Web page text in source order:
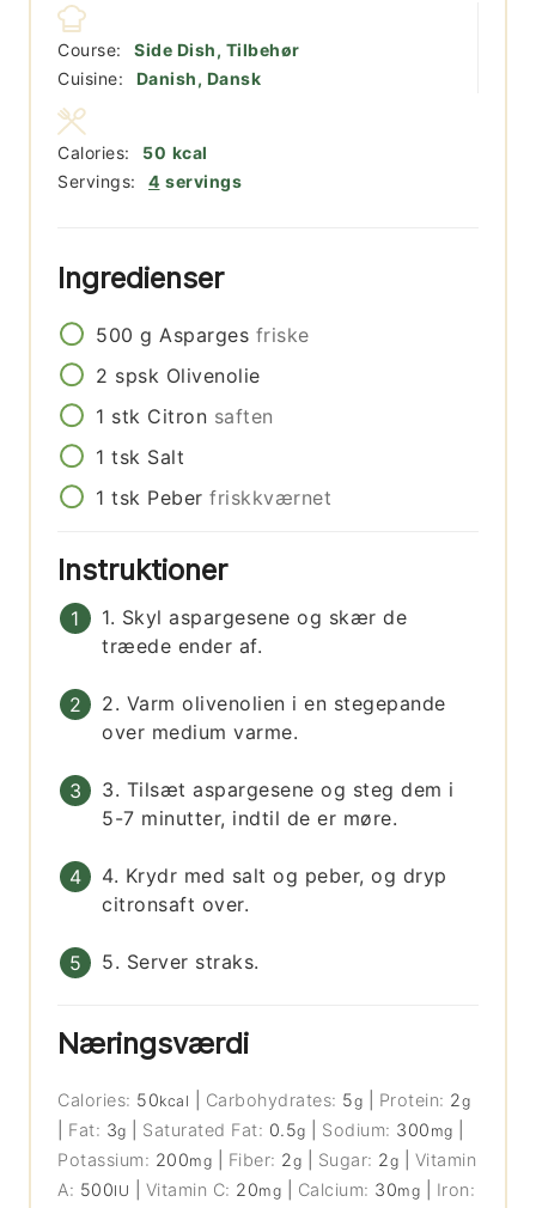
Course:
Side Dish, Tilbehør
Cuisine:
Danish, Dansk
Servings: 4 servings
Calories: 50 kcal
Ingredienser
500 g Asparges friske
2 spsk Olivenolie
1 stk Citron saften
1 tsk Salt
1 tsk Peber friskkværnet
Instruktioner
1. Skyl aspargesene og skær de
træede ender af.
2. Varm olivenolien i en stegepande
over medium varme.
3. Tilsæt aspargesene og steg dem i
5-7 minutter, indtil de er møre.
4. Krydr med salt og peber, og dryp
citronsaft over.
5. Server straks.
Næringsværdi
Calories: 50kcal Carbohydrates: 5g Protein: 2g
Fat: 3g Saturated Fat: 0.5g Sodium: 300 mg
Potassium: 200mg Fiber: 2g Sugar: 2g
Vitamin
A: 500IU Vitamin C: 20mg Calcium: 30mg
Iron: